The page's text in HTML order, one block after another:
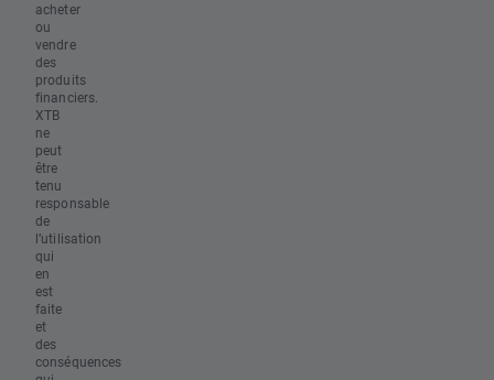
acheter
ou
vendre
des
produits
financiers.
XTB
ne
peut
être
tenu
responsable
de
l’utilisation
qui
en
est
faite
et
des
conséquences